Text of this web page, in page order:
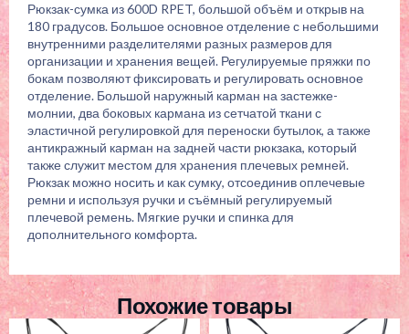
Рюкзак-сумка из 600D RPET, большой объём и открыв на
180 градусов. Большое основное отделение с небольшими
внутренними разделителями разных размеров для
организации и хранения вещей. Регулируемые пряжки по
бокам позволяют фиксировать и регулировать основное
отделение. Большой наружный карман на застежке-
молнии, два боковых кармана из сетчатой ткани с
эластичной регулировкой для переноски бутылок, а также
антикражный карман на задней части рюкзака, который
также служит местом для хранения плечевых ремней.
Рюкзак можно носить и как сумку, отсоединив оплечевые
ремни и используя ручки и съёмный регулируемый
плечевой ремень. Мягкие ручки и спинка для
дополнительного комфорта.
Похожие товары